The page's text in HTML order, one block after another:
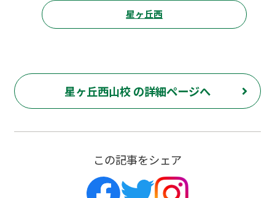
星ヶ丘西
星ヶ丘西山校 の詳細ページへ
この記事をシェア